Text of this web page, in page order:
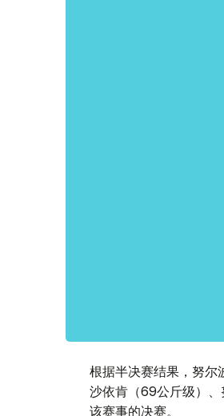
根据半决赛结果，努尔
沙依肯（69公斤级）、
该赛事的决赛。